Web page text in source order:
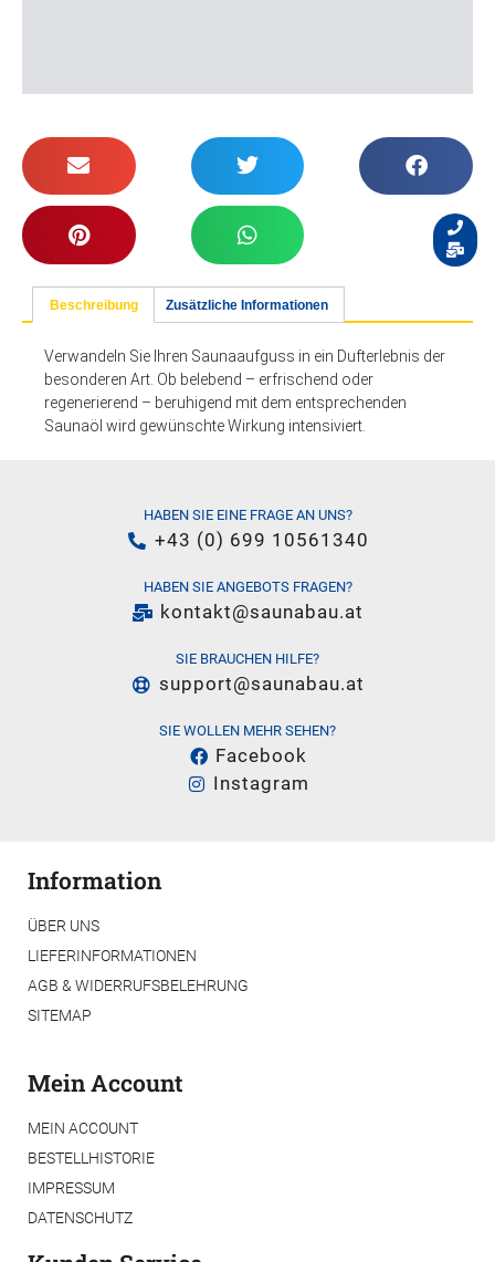
Beschreibung Zusätzliche Informationen
Verwandeln Sie Ihren Saunaaufguss in ein Dufterlebnis der
besonderen Art. Ob belebend – erfrischend oder
regenerierend – beruhigend mit dem entsprechenden
Saunaöl wird gewünschte Wirkung intensiviert.
HABEN SIE EINE FRAGE AN UNS?
+43 (0) 699 10561340
HABEN SIE ANGEBOTS FRAGEN?
kontakt@saunabau.at
SIE BRAUCHEN HILFE?
support@saunabau.at
SIE WOLLEN MEHR SEHEN?
Facebook
Instagram
Information
ÜBER UNS
LIEFERINFORMATIONEN
AGB & WIDERRUFSBELEHRUNG
SITEMAP
Mein Account
MEIN ACCOUNT
BESTELLHISTORIE
IMPRESSUM
DATENSCHUTZ